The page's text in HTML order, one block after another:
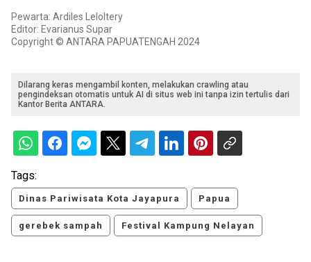
Pewarta: Ardiles Leloltery
Editor: Evarianus Supar
Copyright © ANTARA PAPUATENGAH 2024
Dilarang keras mengambil konten, melakukan crawling atau
pengindeksan otomatis untuk AI di situs web ini tanpa izin tertulis dari
Kantor Berita ANTARA.
Tags:
Dinas Pariwisata Kota Jayapura Papua
gerebek sampah Festival Kampung Nelayan